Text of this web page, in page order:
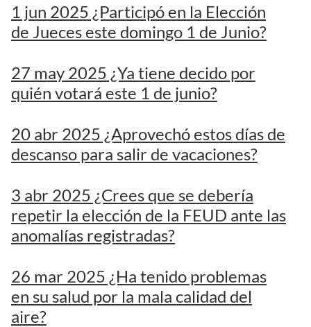
1 jun 2025 ¿Participó en la Elección
de Jueces este domingo 1 de Junio?
27 may 2025 ¿Ya tiene decido por
quién votará este 1 de junio?
20 abr 2025 ¿Aprovechó estos días de
descanso para salir de vacaciones?
3 abr 2025 ¿Crees que se debería
repetir la elección de la FEUD ante las
anomalías registradas?
26 mar 2025 ¿Ha tenido problemas
en su salud por la mala calidad del
aire?